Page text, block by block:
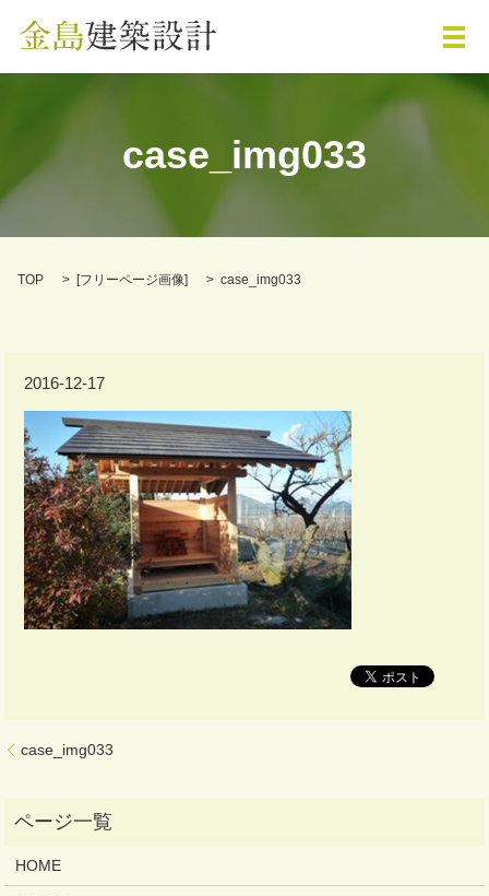
メ
case_img033
TOP [フリーページ画像] case_img033
2016-12-17
case_img033
HOME